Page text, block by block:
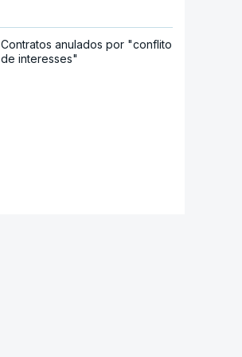
Contratos anulados por "conflito
de interesses"